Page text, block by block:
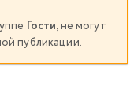
Гости, не могут
публикации.